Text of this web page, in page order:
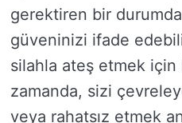
gerektiren bir
güveninizi ifade
silahla ateş etmek için
zamanda, sizi
veya rahatsız etmek